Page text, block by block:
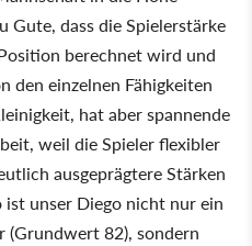
Gute, dass die Spielerstärke
berechnet wird und
den einzelnen Fähigkeiten
hat aber spannende
weil die Spieler flexibler
ausgeprägtere Stärken
ist unser Diego nicht nur ein
(Grundwert 82), sondern